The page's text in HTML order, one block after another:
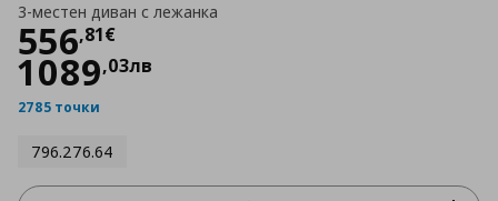
3-местен диван с лежанка
556,81€
Цена
1089,03лв
2785 точки
796.276.64